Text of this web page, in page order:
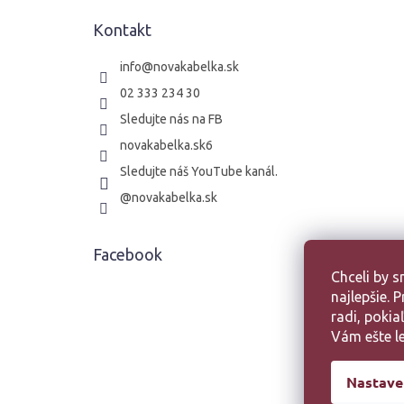
Chceli by
najlepšie.
radi,
Vám ešte
Kontakt
info@novakabelka.sk
02 333 234 30
Sledujte nás na FB
novakabelka.sk6
Sledujte náš YouTube kanál.
@novakabelka.sk
Facebook